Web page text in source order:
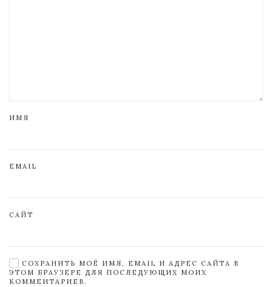
ИМЯ
EMAIL
САЙТ
СОХРАНИТЬ МОЁ ИМЯ, EMAIL И АДРЕС САЙТА В
ЭТОМ БРАУЗЕРЕ ДЛЯ ПОСЛЕДУЮЩИХ МОИХ
КОММЕНТАРИЕВ.